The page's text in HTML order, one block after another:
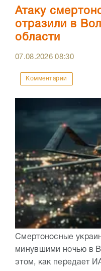
Атаку
отразили в
области
07.08.202608:30
Комментарии
Смертоносные
минувшими ночью в
этом, как передает